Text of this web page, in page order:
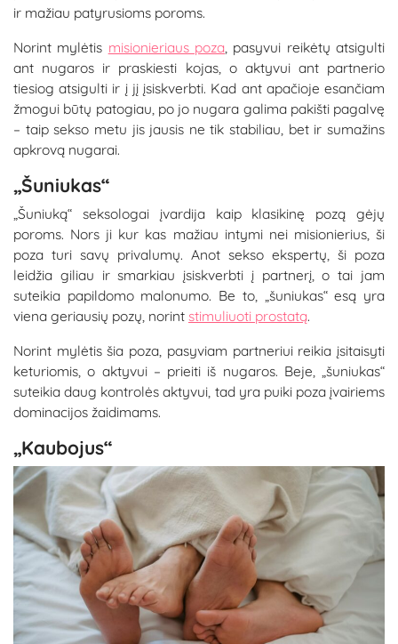
ir mažiau patyrusioms poroms.
Norint mylėtis misionieriaus poza, pasyvui reikėtų atsigulti
ant nugaros ir praskiesti kojas, o aktyvui ant partnerio
tiesiog atsigulti ir į jį įsiskverbti. Kad ant apačioje esančiam
žmogui būtų patogiau, po jo nugara galima pakišti pagalvę
– taip sekso metu jis jausis ne tik stabiliau, bet ir sumažins
apkrovą nugarai.
„Šuniukas“
„Šuniuką“ seksologai įvardija kaip klasikinę pozą gėjų
poroms. Nors ji kur kas mažiau intymi nei misionierius, ši
poza turi savų privalumų. Anot sekso ekspertų, ši poza
leidžia giliau ir smarkiau įsiskverbti į partnerį, o tai jam
suteikia papildomo malonumo. Be to, „šuniukas“ esą yra
viena geriausių pozų, norint stimuliuoti prostatą.
Norint mylėtis šia poza, pasyviam partneriui reikia įsitaisyti
keturiomis, o aktyvui – prieiti iš nugaros. Beje, „šuniukas“
suteikia daug kontrolės aktyvui, tad yra puiki poza įvairiems
dominacijos žaidimams.
„Kaubojus“